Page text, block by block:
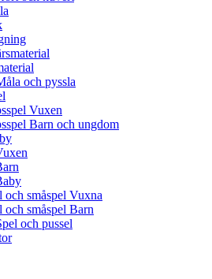
och pyssla
Vuxen
Barn och ungdom
och småspel Vuxna
och småspel Barn
och pussel